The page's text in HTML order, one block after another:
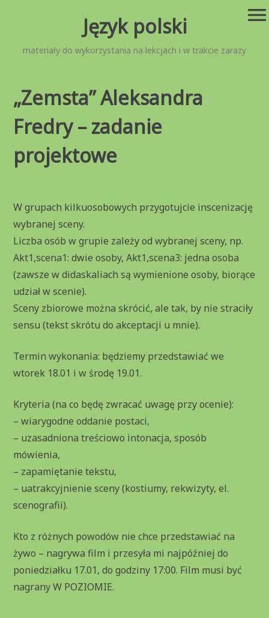
Język polski
materiały do wykorzystania na lekcjach i w trakcie zarazy
menu
„Zemsta” Aleksandra
Fredry – zadanie
projektowe
W grupach kilkuosobowych przygotujcie inscenizację
wybranej sceny.
Liczba osób w grupie zależy od wybranej sceny, np.
Akt1,scena1: dwie osoby, Akt1,scena3: jedna osoba
(zawsze w didaskaliach są wymienione osoby, biorące
udział w scenie).
Sceny zbiorowe można skrócić, ale tak, by nie straciły
sensu (tekst skrótu do akceptacji u mnie).
Termin wykonania: będziemy przedstawiać we
wtorek 18.01 i w środę 19.01.
Kryteria (na co będę zwracać uwagę przy ocenie):
– wiarygodne oddanie postaci,
– uzasadniona treściowo intonacja, sposób
mówienia,
– zapamiętanie tekstu,
– uatrakcyjnienie sceny (kostiumy, rekwizyty, el.
scenografii).
Kto z różnych powodów nie chce przedstawiać na
żywo – nagrywa film i przesyła mi najpóźniej do
poniedziałku 17.01, do godziny 17:00. Film musi być
nagrany W POZIOMIE.